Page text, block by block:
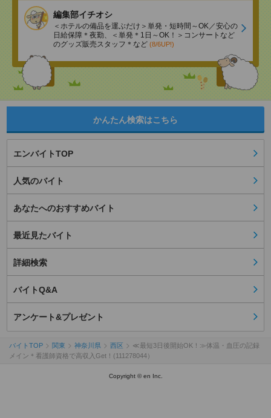
編集部イチオシ
＜ホテルの備品を運ぶだけ＞単発・短時間～OK／安心の
日給保障＊夜勤、＜単発＊1日～OK！＞コンサートなど
のグッズ販売スタッフ＊など (8/6UP!)
かんたん検索はこちら
エンバイトTOP
人気のバイト
あなたへのおすすめバイト
最近見たバイト
詳細検索
バイトQ&A
アンケート&プレゼント
バイトTOP 関東 神奈川県 西区
≪最短3日後開始OK！≫体温・血圧の記録
メイン＊看護師資格で高収入Get！(111278044）
Copyright © en Inc.